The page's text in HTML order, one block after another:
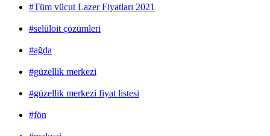
#Tüm vücut Lazer Fiyatları 2021
#selüloit çözümleri
#ağda
#güzellik merkezi
#güzellik merkezi fiyat listesi
#fön